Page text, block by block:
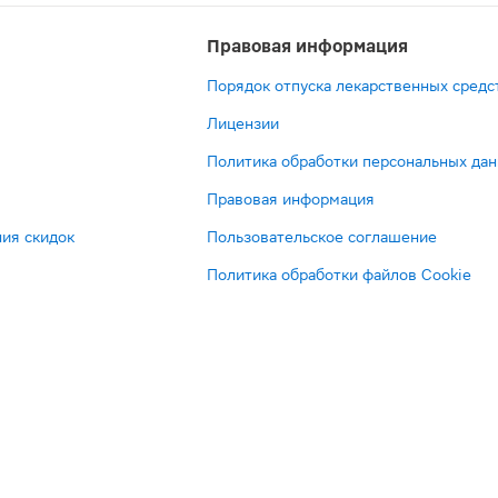
скидок
Правовая информация
Порядок отпуска лекарственных
Лицензии
Политика обработки персональных
Правовая информация
Пользовательское соглашение
Политика обработки файлов Cookie